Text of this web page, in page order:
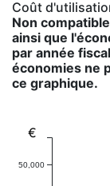
Coût
Non
ainsi que
par année
économies ne
ce graphique.
50,000
€